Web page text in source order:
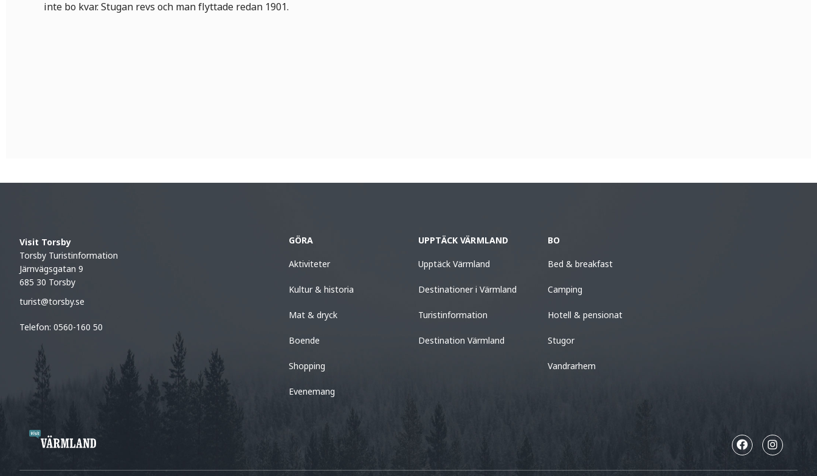
inte bo kvar. Stugan revs och man flyttade redan 1901.
Visit Torsby
Torsby Turistinformation
Järnvägsgatan 9
685 30 Torsby
turist@torsby.se
Telefon: 0560-160 50
GÖRA
Aktiviteter
Kultur & historia
Mat & dryck
Boende
Shopping
Evenemang
UPPTÄCK VÄRMLAND
Upptäck Värmland
Destinationer i Värmland
Turistinformation
Destination Värmland
BO
Bed & breakfast
Camping
Hotell & pensionat
Stugor
Vandrarhem